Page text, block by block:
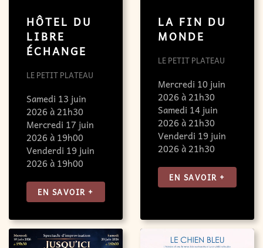
HÔTEL DU
LIBRE
ÉCHANGE
LE PETIT PLATEAU
Samedi 13 juin
2026 à 21h30
Mercredi 17 juin
2026 à 19h00
Venderdi 19 juin
2026 à 19h00
EN SAVOIR +
LA FIN DU
MONDE
LE PETIT PLATEAU
Mercredi 10 juin
2026 à 21h30
Samedi 14 juin
2026 à 21h30
Venderdi 19 juin
2026 à 21h30
EN SAVOIR +